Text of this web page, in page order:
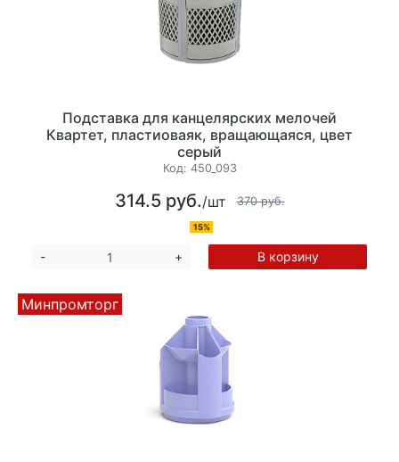
Подставка для канцелярских мелочей
Квартет, пластиоваяк, вращающаяся, цвет
серый
Код: 450_093
314.5 руб./шт 370 руб.
15%
- + В корзину
Минпромторг